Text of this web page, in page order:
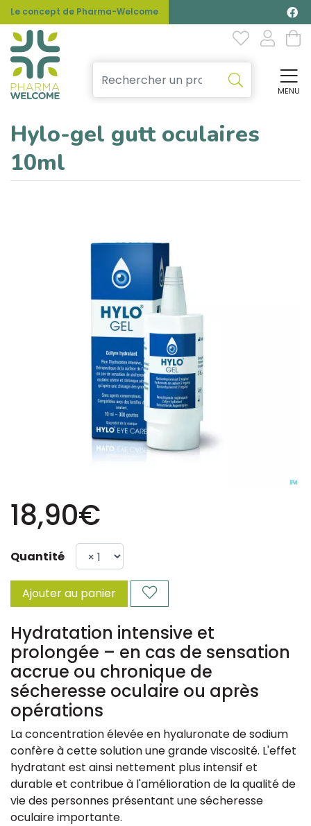
Le concept de Pharma-Welcome
MENU
Hylo-gel gutt oculaires
10ml
18,90€
Quantité
Ajouter au panier
Hydratation intensive et
prolongée – en cas de sensation
accrue ou chronique de
sécheresse oculaire ou après
opérations
La concentration élevée en hyaluronate de sodium
confère à cette solution une grande viscosité. L'effet
hydratant est ainsi nettement plus intensif et
durable et contribue à l'amélioration de la qualité de
vie des personnes présentant une sécheresse
oculaire importante.